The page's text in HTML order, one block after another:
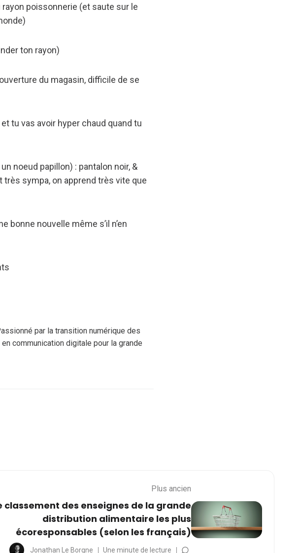
poissonnerie (et saute sur le
ton rayon)
du magasin, difficile de se
tu vas avoir hyper chaud quand tu
noeud papillon) : pantalon noir, &
très sympa, on apprend très vite que
bonne nouvelle même s’il n’en
par la transition numérique des
communication digitale pour la grande
Plus ancien
classement des enseignes de la grande
distribution alimentaire les plus
écoresponsables (selon les français)
Jonathan Le Borgne Une minute de lecture